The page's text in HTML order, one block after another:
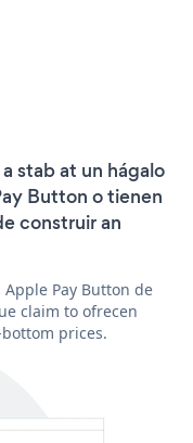
stab at un hágalo
Button o tienen
construir an
Pay Button de
claim to ofrecen
prices.